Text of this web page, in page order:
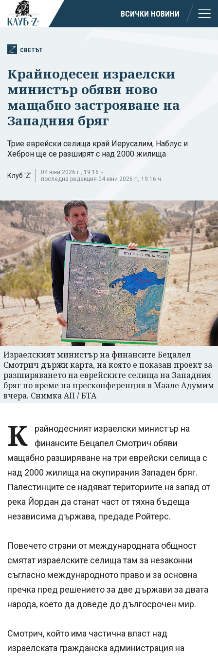
ВСИЧКИ НОВИНИ
СВЕТЪТ
Крайнодесен израелски
министър обяви ново
мащабно застрояване на
Западния бряг
Трие еврейски селища край Иерусалим, Наблус и
Хеброн ще се разширят с над 2000 жилища
Клуб 'Z'
04 юни 2026 г., 19:16 ч.
последна редакция 04 юни 2026 г., 19:16 ч.
Израелският министър на финансите Бецалел
Смотрич държи карта, на която е показан проект за
разширяването на еврейските селища на Западния
бряг по време на пресконференция в Маале Адумим
вчера. Снимка АП / БТА
К
райнодесният израелски министър на
финансите Бецалел Смотрич обяви
мащабно разширяване на три еврейски селища с
над 2000 жилища на окупирания Западен бряг.
Палестинците се надяват териториите на запад от
река Йордан да станат част от тяхна бъдеща
независима държава, предаде Ройтерс.
Повечето страни от международната общност
смятат израелските селища там за незаконни
съгласно международното право и за основна
пречка пред решението за две държави за двата
народа, което да доведе до дългосрочен мир.
Смотрич, който има частична власт над
израелската гражданска администрация на